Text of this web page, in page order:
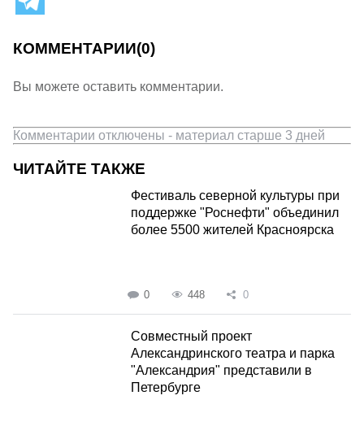
КОММЕНТАРИИ(0)
Вы можете оставить комментарии.
Комментарии отключены - материал старше 3 дней
ЧИТАЙТЕ ТАКЖЕ
Фестиваль северной культуры при
поддержке "Роснефти" объединил
более 5500 жителей Красноярска
0 448 0
Совместный проект
Александринского театра и парка
"Александрия" представили в
Петербурге